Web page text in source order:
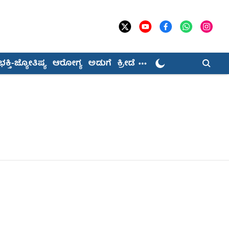
ಜ್ಯೋತಿಷ್ಯ ಆರೋಗ್ಯ ಅಡುಗೆ ಕ್ರೀಡೆ